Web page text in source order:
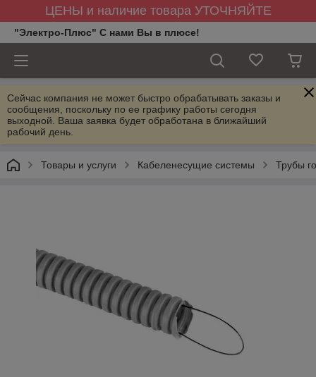
ЦЕНЫ и наличие товара УТОЧНЯЙТЕ
"Электро-Плюс" С нами Вы в плюсе!
Сейчас компания не может быстро обрабатывать заказы и
сообщения, поскольку по ее графику работы сегодня
выходной. Ваша заявка будет обработана в ближайший
рабочий день.
Товары и услуги Кабеленесущие системы Трубы